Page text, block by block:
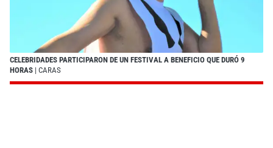
CELEBRIDADES PARTICIPARON DE UN FESTIVAL A BENEFICIO QUE DURÓ 9
HORAS | CARAS